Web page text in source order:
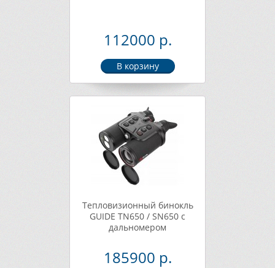
112000 р.
Тепловизионный бинокль
GUIDE TN650 / SN650 с
дальномером
185900 р.